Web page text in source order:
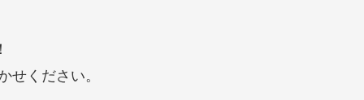
せください。